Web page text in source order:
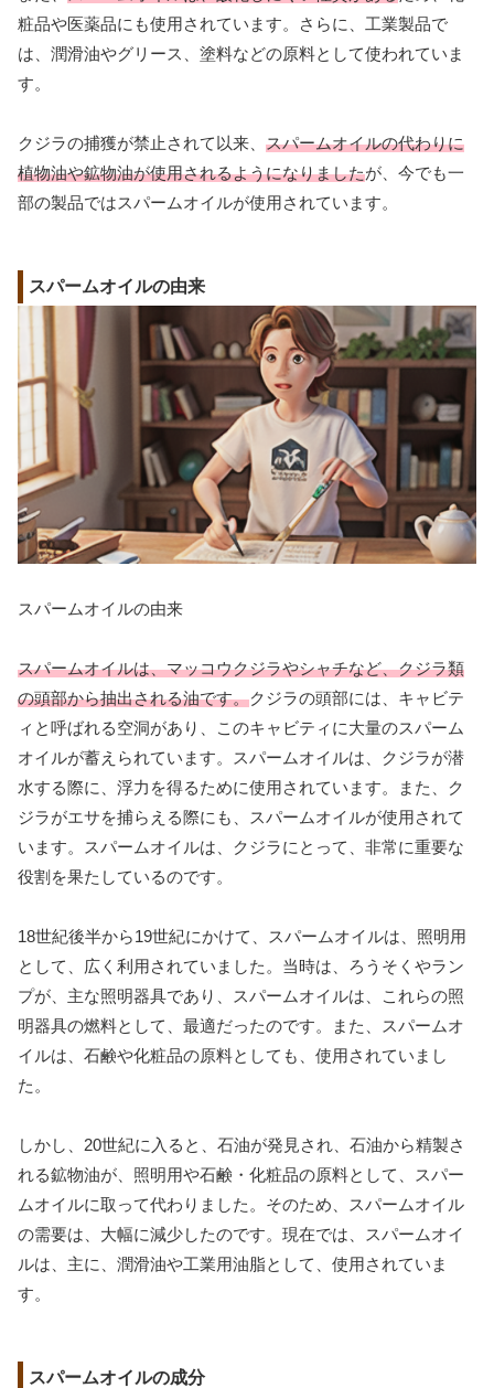
粧品や医薬品にも使用されています。さらに、工業製品で
は、潤滑油やグリース、塗料などの原料として使われていま
す。
クジラの捕獲が禁止されて以来、 スパームオイルの代わりに
植物油や鉱物油が使用されるようになりましたが、今でも一
部の製品ではスパームオイルが使用されています。
スパームオイルの由来
スパームオイルの由来
スパームオイルは、マッコウクジラやシャチなど、クジラ類
の頭部から抽出される油です。クジラの頭部には、キャビテ
ィと呼ばれる空洞があり、このキャビティに大量のスパーム
オイルが蓄えられています。スパームオイルは、クジラが潜
水する際に、浮力を得るために使用されています。また、ク
ジラがエサを捕らえる際にも、スパームオイルが使用されて
います。スパームオイルは、クジラにとって、非常に重要な
役割を果たしているのです。
18世紀後半から19世紀にかけて、スパームオイルは、照明用
として、広く利用されていました。当時は、ろうそくやラン
プが、主な照明器具であり、スパームオイルは、これらの照
明器具の燃料として、最適だったのです。また、スパームオ
イルは、石鹸や化粧品の原料としても、使用されていまし
た。
しかし、20世紀に入ると、石油が発見され、石油から精製さ
れる鉱物油が、照明用や石鹸・化粧品の原料として、スパー
ムオイルに取って代わりました。そのため、スパームオイル
の需要は、大幅に減少したのです。現在では、スパームオイ
ルは、主に、潤滑油や工業用油脂として、使用されていま
す。
スパームオイルの成分